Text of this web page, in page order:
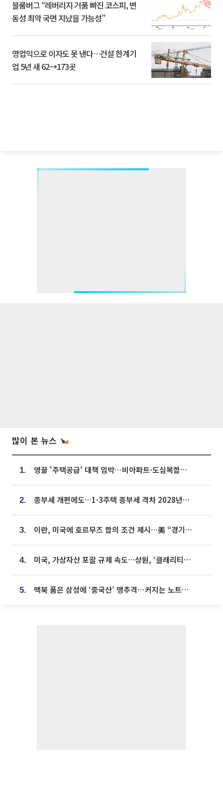
블룸버그 “레버리지 거품 빠진 코스피, 변
동성 최악 국면 지났을 가능성”
영업익으로 이자도 못 낸다…건설 한계기
업 5년 새 62→173곳
많이 본 뉴스
1. 영끌 '주택공급' 대책 임박⋯비아파트·도심복합까지 총동원
2. 종부세 개편에도…1·3주택 종부세 격차 2028년부터 확대
3. 이란, 미국에 호르무즈 합의 조건 제시…美 “경기 아직 안 끝나” [종합]
4. 미국, 가상자산 포괄 규제 속도…상원, ‘클래리티법’ 9월 절차투표 추진
5. 맥북 품은 삼성에 ‘중국산’ 맹추격⋯커지는 노트북 OLED 시장